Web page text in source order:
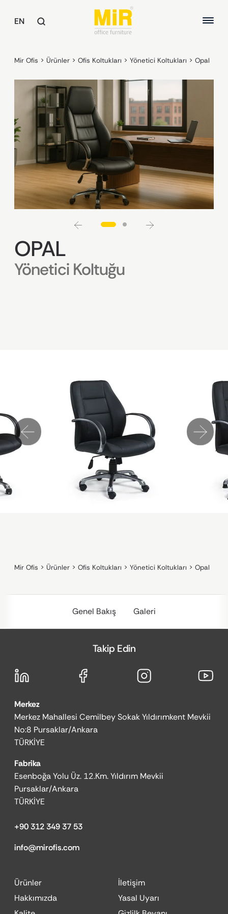
EN
MASALAR
Yönetici Masaları
Çalışma Masaları
Toplantı Masaları
Ortak Alan Masaları
OFİS KOLTUKLARI
Yönetici Koltukları
Çalışma Koltukları
Misafir ve Bekleme Koltukları
KOLTUKLAR / KANEPELER
HAKKIMIZDA
KALİTE
SÜRDÜREBİLİRLİK
REFERANSLAR
Mir Ofis > Ürünler > Ofis Koltukları > Yönetici Koltukları > Opal
OPAL
Yönetici Koltuğu
Genel Bakış Galeri
Mir Ofis > Ürünler > Ofis Koltukları > Yönetici Koltukları > Opal
Merkez
Merkez Mahallesi Cemilbey Sokak Yıldırımkent Mevkii
No:8 Pursaklar/Ankara
TÜRKİYE
Fabrika
Esenboğa Yolu Üz. 12.Km. Yıldırım Mevkii
Pursaklar/Ankara
TÜRKİYE
+90 312 349 37 53
info@mirofis.com
Ürünler
Hakkımızda
İletişim
Yasal Uyarı
Takip Edin